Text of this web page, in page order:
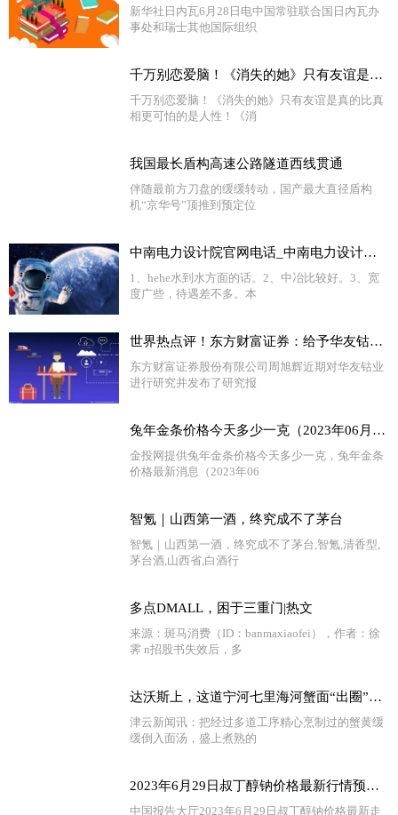
新华社日内瓦6月28日电中国常驻联合国日内瓦办
事处和瑞士其他国际组织
千万别恋爱脑！《消失的她》只有友谊是真的 比真相更可怕的是人性！
千万别恋爱脑！《消失的她》只有友谊是真的比真
相更可怕的是人性！《消
我国最长盾构高速公路隧道西线贯通
伴随最前方刀盘的缓缓转动，国产最大直径盾构
机“京华号”顶推到预定位
中南电力设计院官网电话_中南电力设计院官网 环球热议
1、hehe水到水方面的话。2、中冶比较好。3、宽
度广些，待遇差不多。本
世界热点评！东方财富证券：给予华友钴业增持评级
东方财富证券股份有限公司周旭辉近期对华友钴业
进行研究并发布了研究报
兔年金条价格今天多少一克（2023年06月29日）-环球快资讯
金投网提供兔年金条价格今天多少一克，兔年金条
价格最新消息（2023年06
智氪｜山西第一酒，终究成不了茅台
智氪｜山西第一酒，终究成不了茅台,智氪,清香型,
茅台酒,山西省,白酒行
多点DMALL，困于三重门|热文
来源：斑马消费（ID：banmaxiaofei），作者：徐
霁 n招股书失效后，多
达沃斯上，这道宁河七里海河蟹面“出圈”了|每日热门
津云新闻讯：把经过多道工序精心烹制过的蟹黄缓
缓倒入面汤，盛上煮熟的
2023年6月29日叔丁醇钠价格最新行情预测_环球要闻
中国报告大厅2023年6月29日叔丁醇钠价格最新走